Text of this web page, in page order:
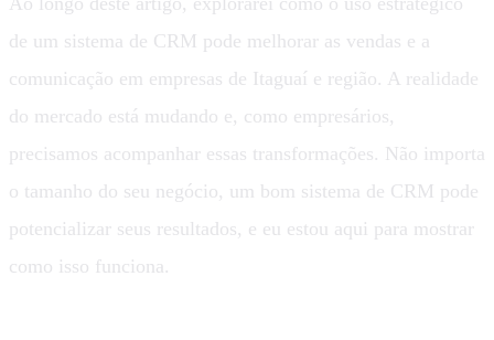
de um sistema de CRM pode melhorar as vendas e a
comunicação em empresas de Itaguaí e região. A realidade
do mercado está mudando e, como empresários,
precisamos acompanhar essas transformações. Não importa
o tamanho do seu negócio, um bom sistema de CRM pode
potencializar seus resultados, e eu estou aqui para mostrar
como isso funciona.